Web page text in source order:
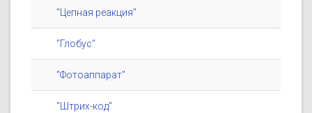
"Цепная реакция"
"Глобус"
"Фотоаппарат"
"Штрих-код"